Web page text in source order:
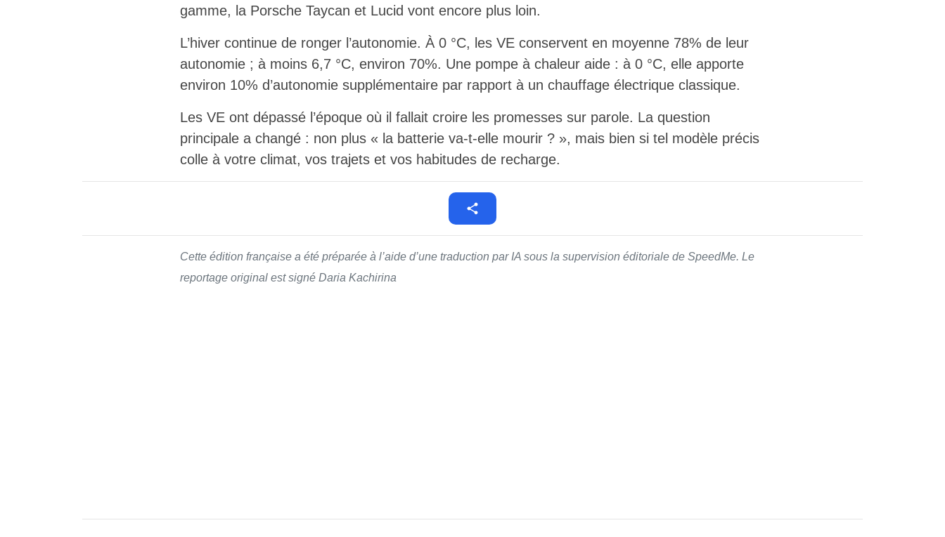
gamme, la Porsche Taycan et Lucid vont encore plus loin.
L’hiver continue de ronger l’autonomie. À 0 °C, les VE conservent en moyenne 78% de leur
autonomie ; à moins 6,7 °C, environ 70%. Une pompe à chaleur aide : à 0 °C, elle apporte
environ 10% d’autonomie supplémentaire par rapport à un chauffage électrique classique.
Les VE ont dépassé l’époque où il fallait croire les promesses sur parole. La question
principale a changé : non plus « la batterie va-t-elle mourir ? », mais bien si tel modèle précis
colle à votre climat, vos trajets et vos habitudes de recharge.
Cette édition française a été préparée à l’aide d’une traduction par IA sous la supervision éditoriale de SpeedMe. Le
reportage original est signé Daria Kachirina